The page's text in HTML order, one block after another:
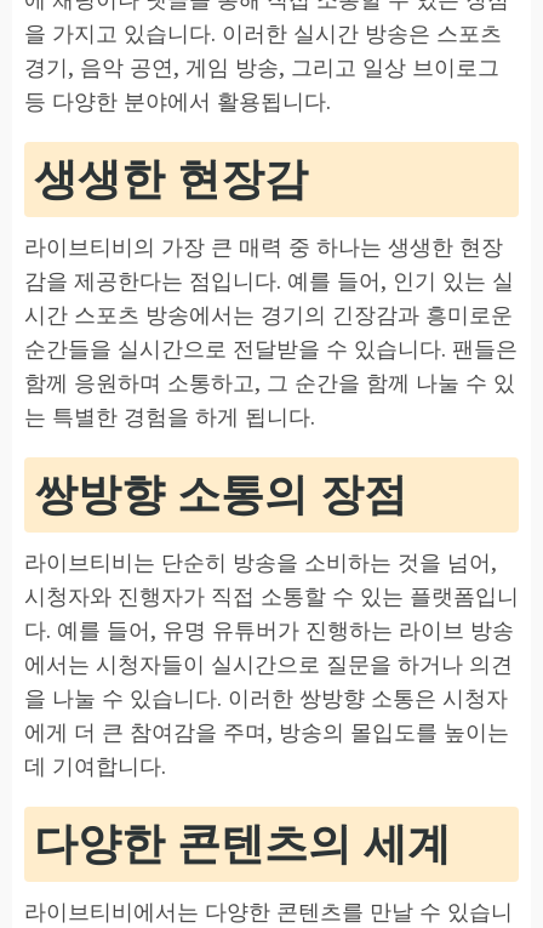
을 가지고 있습니다. 이러한 실시간 방송은 스포츠
경기, 음악 공연, 게임 방송, 그리고 일상 브이로그
등 다양한 분야에서 활용됩니다.
생생한 현장감
라이브티비의 가장 큰 매력 중 하나는 생생한 현장
감을 제공한다는 점입니다. 예를 들어, 인기 있는 실
시간 스포츠 방송에서는 경기의 긴장감과 흥미로운
순간들을 실시간으로 전달받을 수 있습니다. 팬들은
함께 응원하며 소통하고, 그 순간을 함께 나눌 수 있
는 특별한 경험을 하게 됩니다.
쌍방향 소통의 장점
라이브티비는 단순히 방송을 소비하는 것을 넘어,
시청자와 진행자가 직접 소통할 수 있는 플랫폼입니
다. 예를 들어, 유명 유튜버가 진행하는 라이브 방송
에서는 시청자들이 실시간으로 질문을 하거나 의견
을 나눌 수 있습니다. 이러한 쌍방향 소통은 시청자
에게 더 큰 참여감을 주며, 방송의 몰입도를 높이는
데 기여합니다.
다양한 콘텐츠의 세계
라이브티비에서는 다양한 콘텐츠를 만날 수 있습니